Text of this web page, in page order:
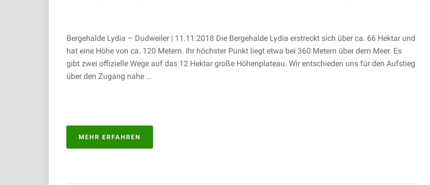
Bergehalde Lydia – Dudweiler | 11.11.2018 Die Bergehalde Lydia erstreckt sich über ca. 66 Hektar und
hat eine Höhe von ca. 120 Metern. Ihr höchster Punkt liegt etwa bei 360 Metern über dem Meer. Es
gibt zwei offizielle Wege auf das 12 Hektar große Höhenplateau. Wir entschieden uns für den Aufstieg
über den Zugang nahe …
MEHR ERFAHREN
LYDIA